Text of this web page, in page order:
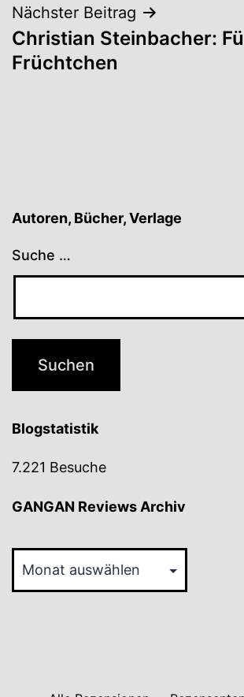
Nächster Beitrag
Christian Steinbacher:
Früchtchen
Autoren, Bücher, Verlage
Suche …
Blogstatistik
7.221 Besuche
GANGAN Reviews Archiv
Reviews
Archiv